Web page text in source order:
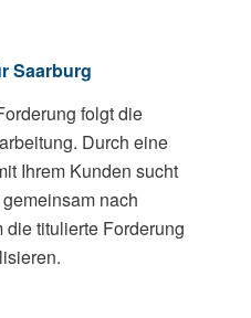
Saarburg
folgt die
Durch eine
Ihrem Kunden sucht
nach
titulierte Forderung